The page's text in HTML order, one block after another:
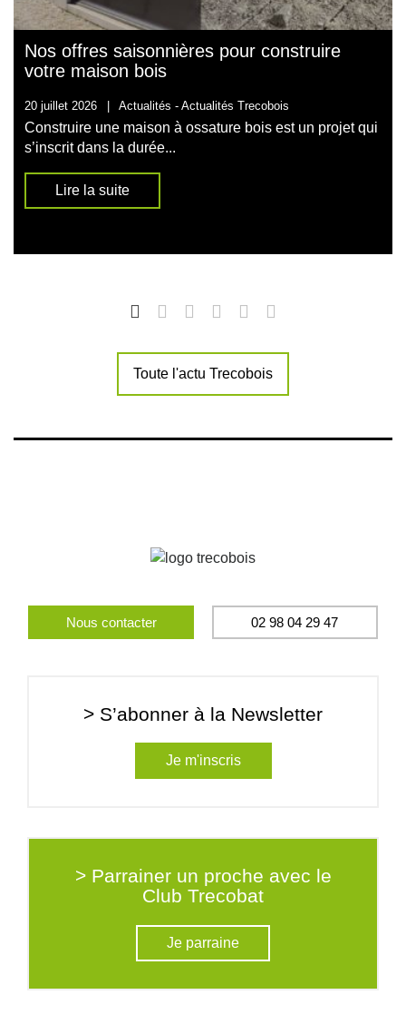
Nos offres saisonnières pour construire
votre maison bois
20 juillet 2026 | Actualités - Actualités Trecobois
Construire une maison à ossature bois est un projet qui
s’inscrit dans la durée...
Lire la suite
Toute l'actu Trecobois
Nous contacter 02 98 04 29 47
> S’abonner à la Newsletter
Je m'inscris
> Parrainer un proche avec le
Club Trecobat
Je parraine